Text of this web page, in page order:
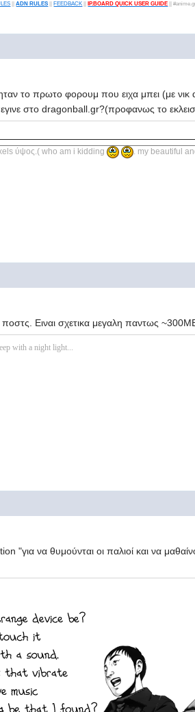
||ADN RULES FEEDBACK IP.BOARD QUICK USER GUIDE ||
ηταν το πρωτο φορουμ που ειχα μπει (με
στο dragonball.gr?(προφανως το
ύψος.( who am i kidding . my beautiful
Ειναι σχετικα μεγαλη παντως
with a night light...
"για να θυμούνται οι παλιοί και να